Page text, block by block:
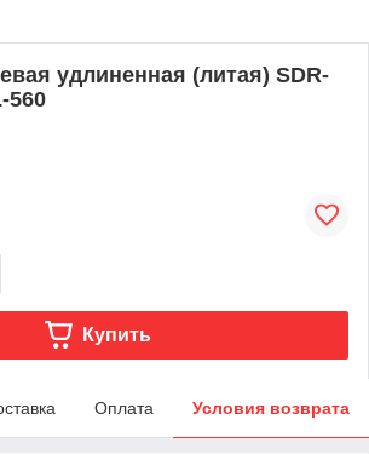
удлиненная (литая) SDR-
560
Купить
Оплата Условия возврата